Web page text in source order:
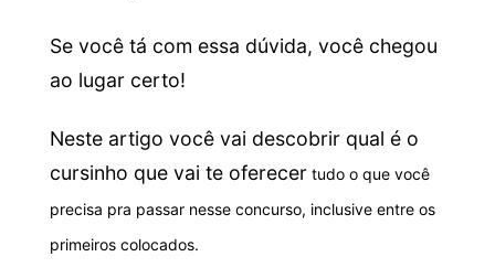
Se você tá com essa dúvida, você chegou
ao lugar certo!
Neste artigo você vai descobrir qual é o
cursinho que vai te oferecertudo o que você
precisa pra passar nesse concurso, inclusive entre os
primeiros colocados.